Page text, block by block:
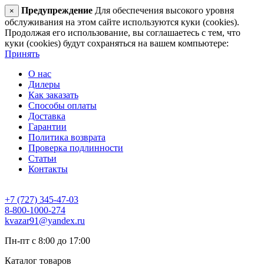
× Предупреждение Для обеспечения высокого уровня
обслуживания на этом сайте используются куки (cookies).
Продолжая его использование, вы соглашаетесь с тем, что
куки (cookies) будут сохраняться на вашем компьютере:
Принять
О нас
Дилеры
Как заказать
Способы оплаты
Доставка
Гарантии
Политика возврата
Проверка подлинности
Статьи
Контакты
+7 (727) 345-47-03
8-800-1000-274
kvazar91@yandex.ru
Пн-пт с 8:00 до 17:00
Каталог товаров